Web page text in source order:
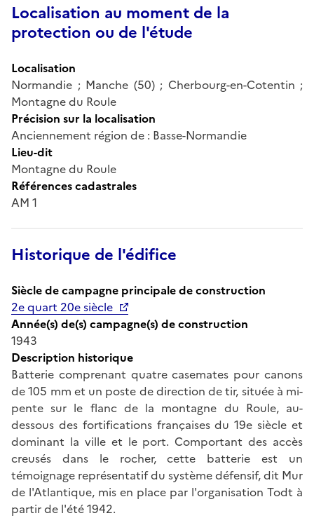
Localisation au moment de la
protection ou de l'étude
Localisation
Normandie ; Manche (50) ; Cherbourg-en-Cotentin ;
Montagne du Roule
Précision sur la localisation
Anciennement région de : Basse-Normandie
Lieu-dit
Montagne du Roule
Références cadastrales
AM 1
Historique de l'édifice
Siècle de campagne principale de construction
2e quart 20e siècle
Année(s) de(s) campagne(s) de construction
1943
Description historique
Batterie comprenant quatre casemates pour canons
de 105 mm et un poste de direction de tir, située à mi-
pente sur le flanc de la montagne du Roule, au-
dessous des fortifications françaises du 19e siècle et
dominant la ville et le port. Comportant des accès
creusés dans le rocher, cette batterie est un
témoignage représentatif du système défensif, dit Mur
de l'Atlantique, mis en place par l'organisation Todt à
partir de l'été 1942.